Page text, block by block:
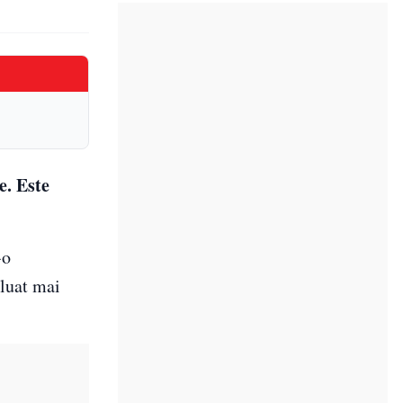
Este
mai